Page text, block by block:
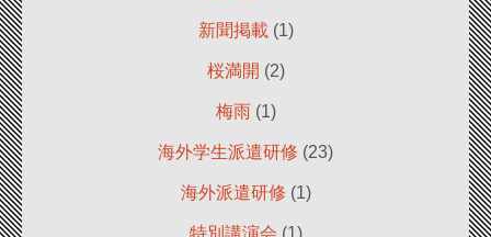
新聞掲載 (1)
桜満開 (2)
梅雨(1)
海外学生派遣研修 (23)
海外派遣研修 (1)
特別講演会 (1)